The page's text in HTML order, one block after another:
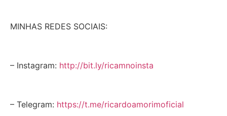
MINHAS REDES SOCIAIS:
– Instagram: http://bit.ly/ricamnoinsta
– Telegram: https://t.me/ricardoamorimoficial